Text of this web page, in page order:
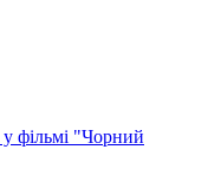
фільмі "Чорний